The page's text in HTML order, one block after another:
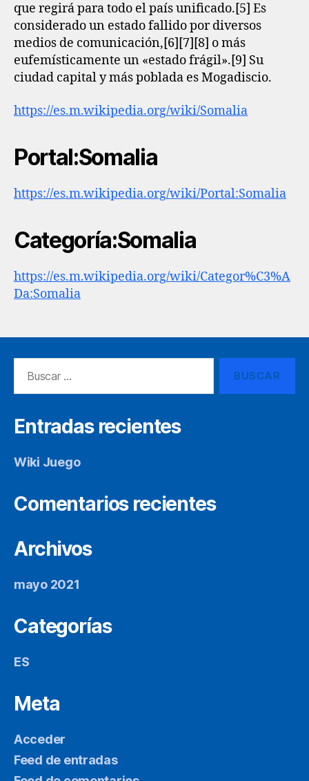
que regirá para todo el país unificado.[5]​ Es
considerado un estado fallido por diversos
medios de comunicación,[6]​[7]​[8]​ o más
eufemísticamente un «estado frágil».[9]​ Su
ciudad capital y más poblada es Mogadiscio.
https://es.m.wikipedia.org/wiki/Somalia
Portal:Somalia
https://es.m.wikipedia.org/wiki/Portal:Somalia
Categoría:Somalia
https://es.m.wikipedia.org/wiki/Categor%C3%A
Da:Somalia
Entradas recientes
Wiki Juego
Comentarios recientes
Archivos
mayo 2021
Categorías
ES
Meta
Acceder
Feed de entradas